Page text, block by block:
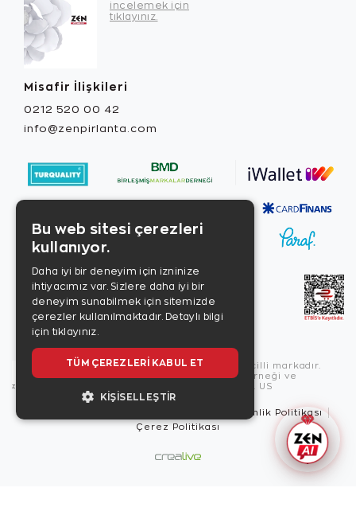
incelemek için
tıklayınız.
Misafir İlişkileri
0212 520 00 42
info@zenpirlanta.com
Copyright © 2026, Zen Diamond tescilli markadır.
Zen Diamond Birleşmiş Markalar Derneği ve
Turquality Destek Programı üyesidir. US
Güvenlik Politikası
Çerez Politikası
Bu web sitesi çerezleri
kullanıyor.
Daha iyi bir deneyim için izninize
ihtiyacımız var. Sizlere daha iyi bir
deneyim sunabilmek için sitemizde
çerezler kullanılmaktadır. Detaylı bilgi
için tıklayınız.
TÜM ÇEREZLERI KABUL ET
KIŞISELLEŞTIR